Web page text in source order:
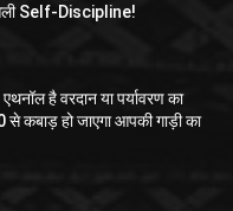
Self-Discipline!
है वरदान या पर्यावरण का
से कबाड़ हो जाएगा आपकी गाड़ी का